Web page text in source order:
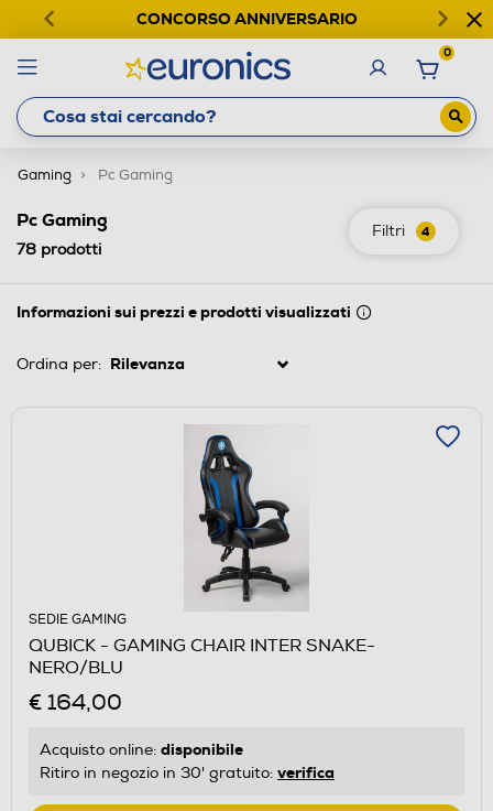
CONCORSO ANNIVERSARIO
0
Gaming Pc Gaming
Filtri 4
Pc Gaming
78 prodotti
Informazioni sui prezzi e prodotti visualizzati
Ordina per:
SEDIE GAMING
QUBICK - GAMING CHAIR INTER SNAKE-
NERO/BLU
€ 164,00
Acquisto online: disponibile
Ritiro in negozio in 30' gratuito: verifica